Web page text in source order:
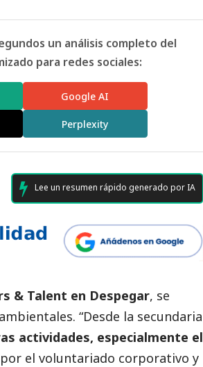
un análisis completo del
para redes sociales:
Google AI
Perplexity
Lee un resumen rápido generado por IA
& Talent en Despegar, se
“Desde la secundaria
actividades, especialmente el
el voluntariado corporativo y